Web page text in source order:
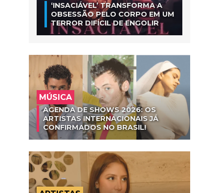
‘INSACIÁVEL’ TRANSFORMA A
OBSESSÃO PELO CORPO EM UM
TERROR DIFÍCIL DE ENGOLIR
MÚSICA
AGENDA DE SHOWS 2026: OS
ARTISTAS INTERNACIONAIS JÁ
CONFIRMADOS NO BRASIL!